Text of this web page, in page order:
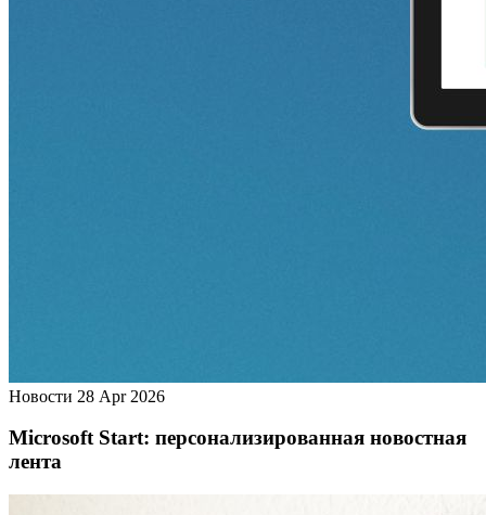
Новости 28 Apr 2026
Microsoft Start: персонализированная новостная
лента